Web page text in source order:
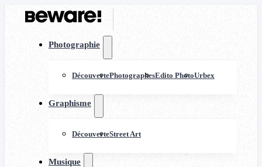
Photographie
DécouvertePhotographesEdito PhotoUrbex
Graphisme
DécouverteStreet Art
Musique